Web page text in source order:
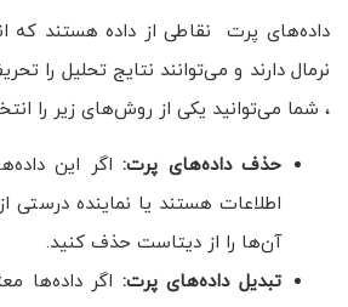
داده‌های پرت نقاطی از داده هستند که
نرمال دارند و می‌توانند نتایج تحلیل را
، شما می‌توانید یکی از روش‌های زیر را
حذف داده‌های پرت:اگر این
اطلاعات هستند یا نماینده درستی
آن‌ها را از دیتاست حذف کنید.
تبدیل داده‌های پرت: اگر داده‌ها